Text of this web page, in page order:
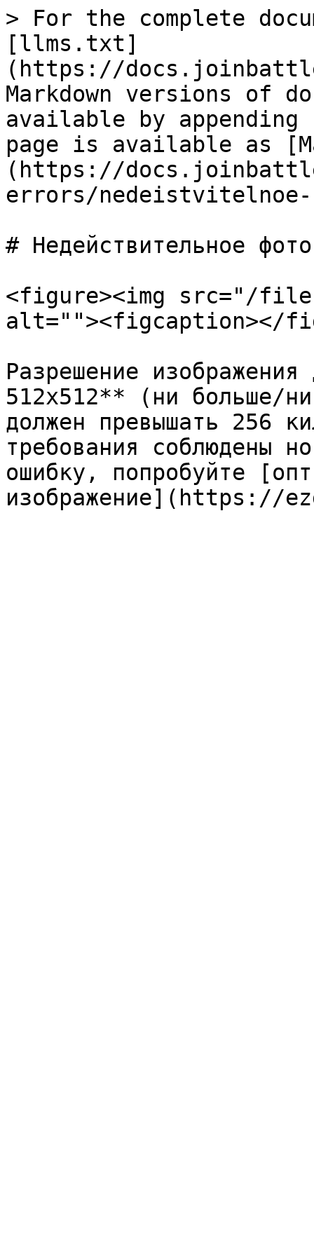
> For the complete
[llms.txt]
(https://
Markdown versions of
available by
page is available as
(https://
errors/
# Недействительное
<figure><img src="/files/
alt=""><figcaption></
Разрешение
512x512** (ни больше/
должен превышать 256
требования соблюдены
ошибку, попробуйте